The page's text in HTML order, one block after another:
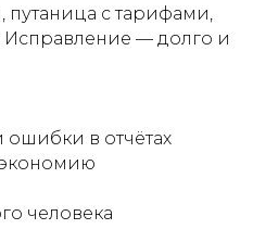
с тарифами,
— долго и
в отчётах
экономию
человека